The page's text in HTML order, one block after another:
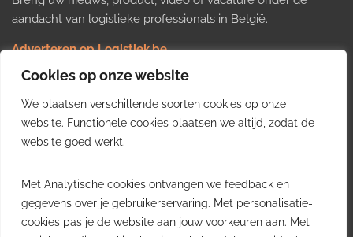
Cookies op onze website
We plaatsen verschillende soorten cookies op onze
website. Functionele cookies plaatsen we altijd, zodat de
website goed werkt.
Met Analytische cookies ontvangen we feedback en
gegevens over je gebruikerservaring. Met personalisatie-
cookies pas je de website aan jouw voorkeuren aan. Met
aandacht van logistieke professionals in België.
Adverteren op Logistiek.be
Nieuws insturen
Uw video op Logistiek.TV
Job plaatsen
Gratis wekelijkse update
inzichten uit de Belgische logistieke sector in uw inbox.
Ontvang je gratis